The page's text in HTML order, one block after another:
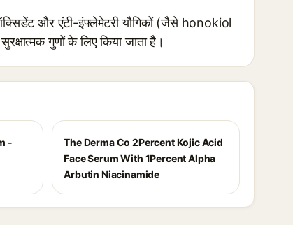
और एंटी-इंफ्लेमेटरी यौगिकों (जैसे honokiol
गुणों के लिए किया जाता है।
-
The Derma Co 2Percent Kojic Acid
Face Serum With 1Percent Alpha
Arbutin Niacinamide